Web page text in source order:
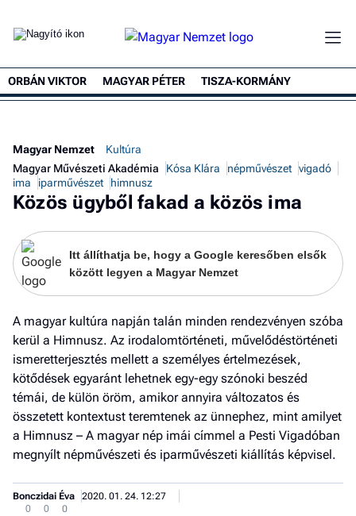
ORBÁN VIKTOR MAGYAR PÉTER TISZA-KORMÁNY
Magyar Nemzet
Kultúra
Magyar Művészeti Akadémia
Kósa Klára népművészet vigadó
ima
iparművészet himnusz
Közös ügyből fakad a közös ima
Itt állíthatja be, hogy a Google keresőben elsők
között legyen a Magyar Nemzet
A magyar kultúra napján talán minden rendezvényen szóba
kerül a Himnusz. Az irodalomtörténeti, művelődéstörténeti
ismeretterjesztés mellett a személyes értelmezések,
kötődések egyaránt lehetnek egy-egy szónoki beszéd
témái, de külön öröm, amikor annyira változatos és
összetett kontextust teremtenek az ünnephez, mint amilyet
a Himnusz – A magyar nép imái címmel a Pesti Vigadóban
megnyílt népművészeti és iparművészeti kiállítás képvisel.
Bonczidai Éva
2020. 01. 24. 12:27
0
0 0